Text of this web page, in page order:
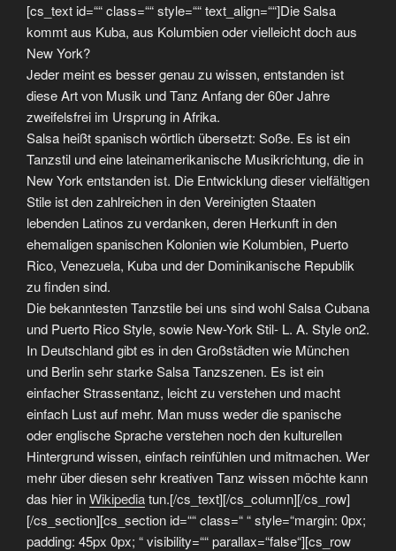
[cs_text id=““ class=““ style=““ text_align=““]Die Salsa
kommt aus Kuba, aus Kolumbien oder vielleicht doch aus
New York?
Jeder meint es besser genau zu wissen, entstanden ist
diese Art von Musik und Tanz Anfang der 60er Jahre
zweifelsfrei im Ursprung in Afrika.
Salsa heißt spanisch wörtlich übersetzt: Soße. Es ist ein
Tanzstil und eine lateinamerikanische Musikrichtung, die in
New York entstanden ist. Die Entwicklung dieser vielfältigen
Stile ist den zahlreichen in den Vereinigten Staaten
lebenden Latinos zu verdanken, deren Herkunft in den
ehemaligen spanischen Kolonien wie Kolumbien, Puerto
Rico, Venezuela, Kuba und der Dominikanische Republik
zu finden sind.
Die bekanntesten Tanzstile bei uns sind wohl Salsa Cubana
und Puerto Rico Style, sowie New-York Stil- L. A. Style on2.
In Deutschland gibt es in den Großstädten wie München
und Berlin sehr starke Salsa Tanzszenen. Es ist ein
einfacher Strassentanz, leicht zu verstehen und macht
einfach Lust auf mehr. Man muss weder die spanische
oder englische Sprache verstehen noch den kulturellen
Hintergrund wissen, einfach reinfühlen und mitmachen. Wer
mehr über diesen sehr kreativen Tanz wissen möchte kann
das hier inWikipediatun.[/cs_text][/cs_column][/cs_row]
[/cs_section][cs_section id=““ class=“ “ style=“margin: 0px;
padding: 45px 0px; “ visibility=““ parallax=“false“][cs_row